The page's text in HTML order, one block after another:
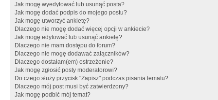
Jak mogę wyedytować lub usunąć posta?
Jak mogę dodać podpis do mojego postu?
Jak mogę utworzyć ankietę?
Dlaczego nie mogę dodać więcej opcji w ankiecie?
Jak mogę edytować lub usunąć ankietę?
Dlaczego nie mam dostępu do forum?
Dlaczego nie mogę dodawać załączników?
Dlaczego dostałam(em) ostrzeżenie?
Jak mogę zgłosić posty moderatorowi?
Do czego służy przycisk "Zapisz" podczas pisania tematu?
Dlaczego mój post musi być zatwierdzony?
Jak mogę podbić mój temat?